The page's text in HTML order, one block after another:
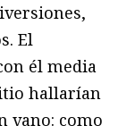
El
él media
hallarían
vano: como